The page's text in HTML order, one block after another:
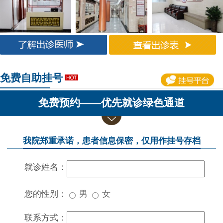
免费自助挂号
免费预约——优先就诊绿色通道
我院郑重承诺，患者信息保密，仅用作挂号存档
就诊姓名：
您的性别： 男 女
联系方式：